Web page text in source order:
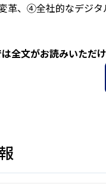
革、④全社的なデジタ
全文がお読みいただ